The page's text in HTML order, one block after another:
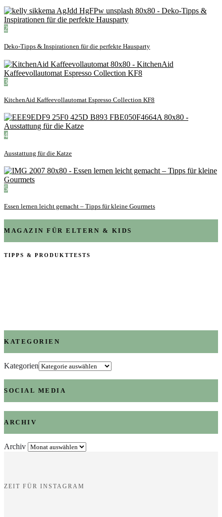
2
Deko-Tipps & Inspirationen für die perfekte Hausparty
3
KitchenAid Kaffeevollautomat Espresso Collection KF8
4
Ausstattung für die Katze
5
Essen lernen leicht gemacht – Tipps für kleine Gourmets
MAGAZIN FÜR ELTERN & KIDS
TIPPS & PRODUKTTESTS
KATEGORIEN
Kategorien
SOCIAL MEDIA
ARCHIV
Archiv
ZEIT FÜR INSTAGRAM